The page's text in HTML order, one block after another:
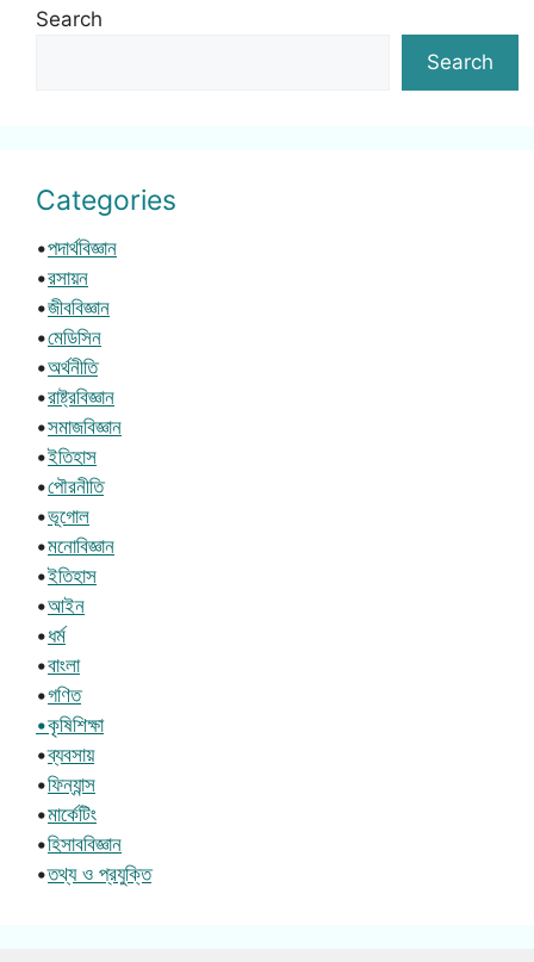
Search
Search
Categories
•পদার্থবিজ্ঞান
•রসায়ন
•জীববিজ্ঞান
•মেডিসিন
•অর্থনীতি
•রাষ্ট্রবিজ্ঞান
•সমাজবিজ্ঞান
•ইতিহাস
•পৌরনীতি
•ভূগোল
•মনোবিজ্ঞান
•ইতিহাস
•আইন
•ধর্ম
•বাংলা
•গণিত
•কৃষিশিক্ষা
•ব্যবসায়
•ফিন্যান্স
•মার্কেটিং
•হিসাববিজ্ঞান
•তথ্য ও প্রযুক্তি